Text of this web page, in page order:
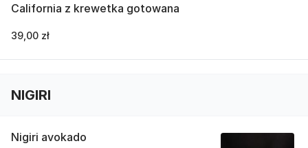
California z krewetka gotowana
39,00 zł
NIGIRI
Nigiri avokado